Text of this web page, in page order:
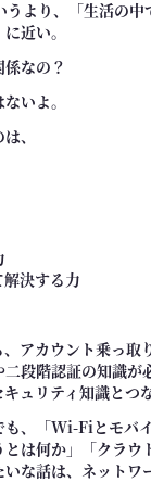
うより、「生活の
近い。
なの？
いよ。
、
解決する力
、アカウント乗っ取
段階認証の知識が
ュリティ知識とつ
も、「Wi-Fiとモバ
は何か」「クラウ
な話は、ネットワ